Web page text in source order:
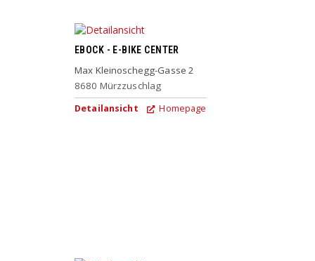
EBOCK - E-BIKE CENTER
Max Kleinoschegg-Gasse 2
8680 Mürzzuschlag
Detailansicht Homepage